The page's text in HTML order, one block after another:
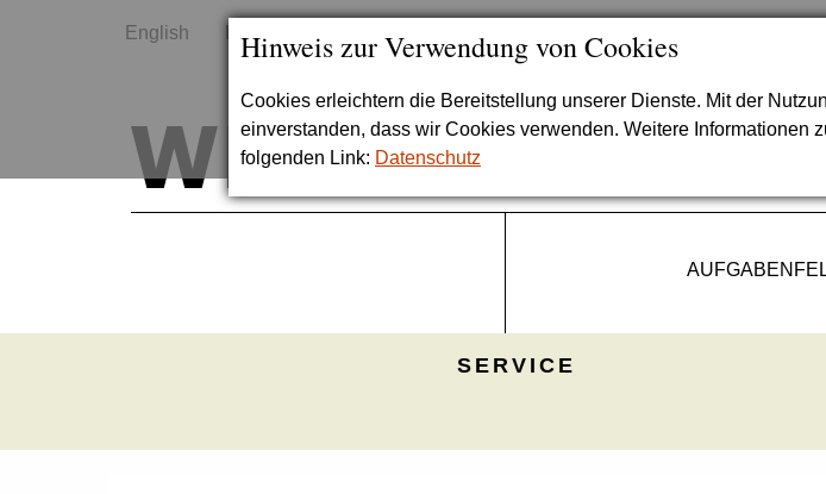
Hinweis zur Verwendung von Cookies
Cookies erleichtern die Bereitstellung unserer Dienste. Mit der
einverstanden, dass wir Cookies verwenden. Weitere Informationen
folgenden Link: Datenschutz
English
SERVICE